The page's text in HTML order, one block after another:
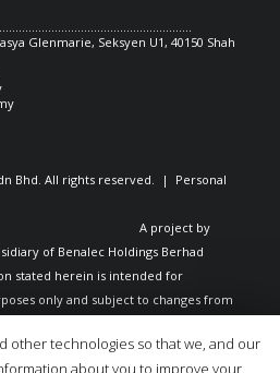
Glenmarie, Seksyen U1, 40150 Shah
Bhd. All rights reserved. | Personal
by
of Benalec Holdings Berhad
stated herein is intended for
only and subject to changes from
on the part of Benalec Group of
other technologies so that we, and our